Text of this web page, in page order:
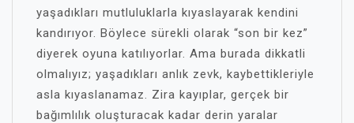
yaşadıkları mutluluklarla kıyaslayarak kendini
kandırıyor. Böylece sürekli olarak “son bir kez”
diyerek oyuna katılıyorlar. Ama burada dikkatli
olmalıyız; yaşadıkları anlık zevk, kaybettikleriyle
asla kıyaslanamaz. Zira kayıplar, gerçek bir
bağımlılık oluşturacak kadar derin yaralar